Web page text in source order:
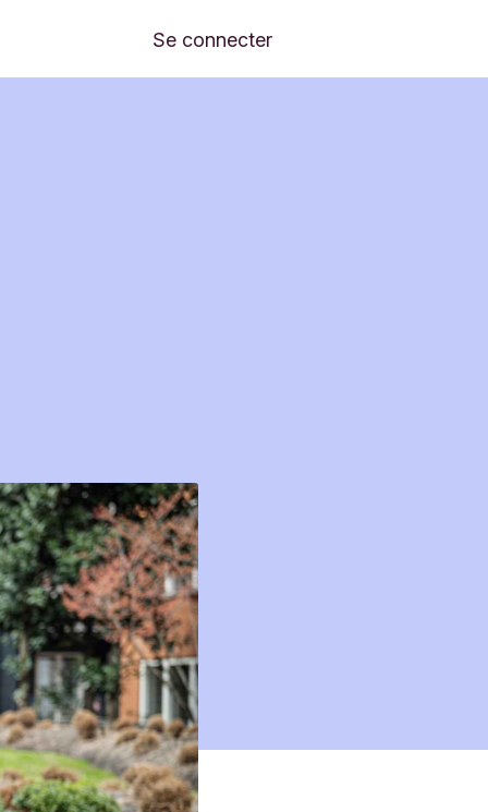
Se connecter